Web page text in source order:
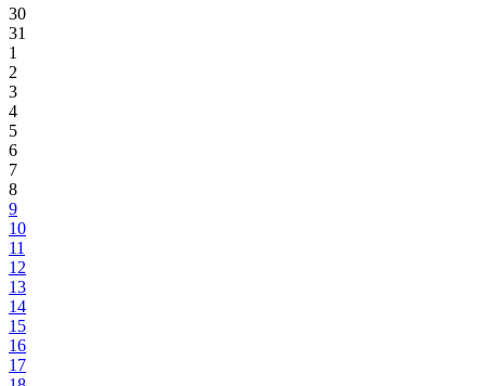
30
31
1
2
3
4
5
6
7
8
9
10
11
12
13
14
15
16
17